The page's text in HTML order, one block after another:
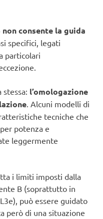
consente la guida
specifici, legati
particolari
stessa: l’omologazione
. Alcuni modelli di
tecniche che
potenza e
leggermente
i limiti imposti dalla
B (soprattutto in
può essere guidato
però di una situazione